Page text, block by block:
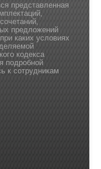
представленная
предложений
каких условиях
кодекса
подробной
к сотрудникам